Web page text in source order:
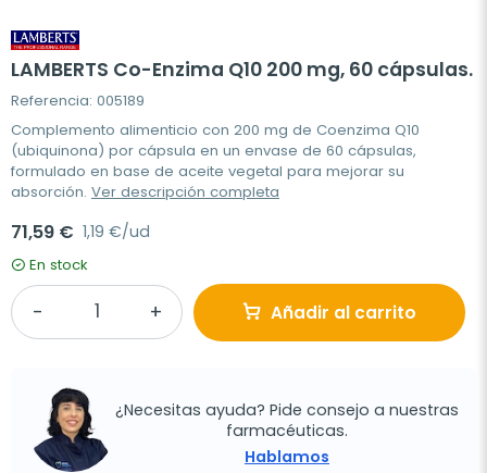
LAMBERTS Co-Enzima Q10 200 mg, 60 cápsulas.
Referencia: 005189
Complemento alimenticio con 200 mg de Coenzima Q10
(ubiquinona) por cápsula en un envase de 60 cápsulas,
formulado en base de aceite vegetal para mejorar su
absorción. Ver descripción completa
71,59 € 1,19 €/ud
En stock
Añadir al carrito
¿Necesitas ayuda? Pide consejo a nuestras
farmacéuticas.
Hablamos